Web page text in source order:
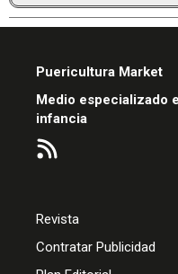
Puericultura Market
Medio especializado
infancia
Revista
Contratar Publicidad